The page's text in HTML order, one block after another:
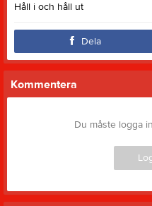
Håll i och håll ut
Dela
Kommentera
Du måste logga